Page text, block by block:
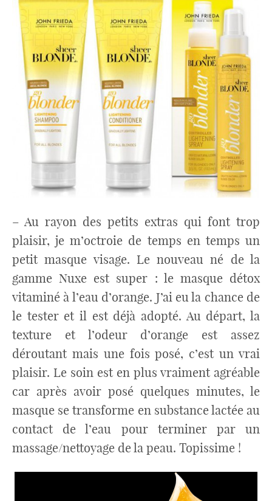
– Au rayon des petits extras qui font trop
plaisir, je m’octroie de temps en temps un
petit masque visage. Le nouveau né de la
gamme Nuxe est super : le masque détox
vitaminé à l’eau d’orange. J’ai eu la chance de
le tester et il est déjà adopté. Au départ, la
texture et l’odeur d’orange est assez
déroutant mais une fois posé, c’est un vrai
plaisir. Le soin est en plus vraiment agréable
car après avoir posé quelques minutes, le
masque se transforme en substance lactée au
contact de l’eau pour terminer par un
massage/nettoyage de la peau. Topissime !